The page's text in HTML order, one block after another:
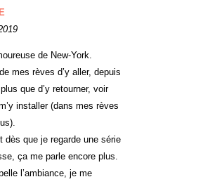
de New-York.
mes rèves d’y aller, depuis
que d’y retourner, voir
installer (dans mes rèves
dès que je regarde une série
ça me parle encore plus.
l’ambiance, je me